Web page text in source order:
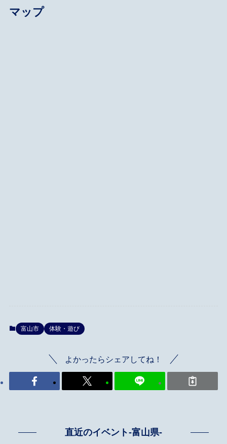
マップ
富山市 体験・遊び
よかったらシェアしてね！
直近のイベント-富山県-